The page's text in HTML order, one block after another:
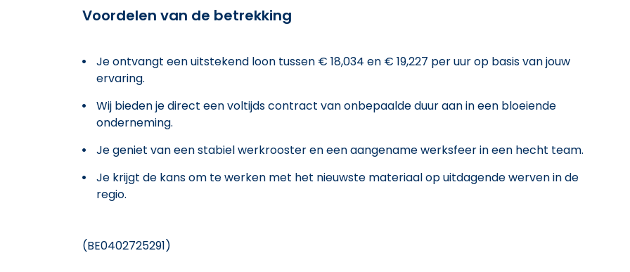
Voordelen van de betrekking
Je ontvangt een uitstekend loon tussen € 18,034 en € 19,227 per uur op basis van jouw
ervaring.
Wij bieden je direct een voltijds contract van onbepaalde duur aan in een bloeiende
onderneming.
Je geniet van een stabiel werkrooster en een aangename werksfeer in een hecht team.
Je krijgt de kans om te werken met het nieuwste materiaal op uitdagende werven in de
regio.
(BE0402725291)